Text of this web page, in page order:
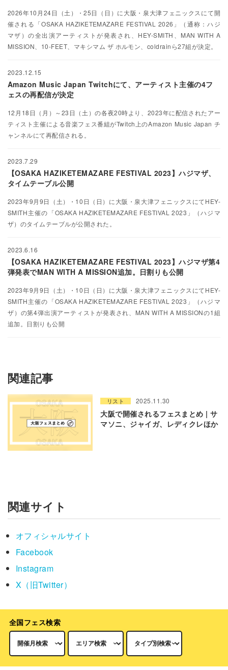
2026年10月24日（土）・25日（日）に大阪・泉大津フェニックスにて開
催される「OSAKA HAZIKETEMAZARE FESTIVAL 2026」（通称：ハジ
マザ）の全出演アーティストが発表され、HEY-SMITH、MAN WITH A
MISSION、10-FEET、マキシマム ザ ホルモン、coldrainら27組が決定。
2023.12.15
Amazon Music Japan Twitchにて、アーティスト主催の4フ
ェスの再配信が決定
12月18日（月）～23日（土）の各夜20時より、2023年に配信されたアー
ティスト主催による音楽フェス番組がTwitch上のAmazon Music Japan チ
ャンネルにて再配信される。
2023.7.29
【OSAKA HAZIKETEMAZARE FESTIVAL 2023】ハジマザ、
タイムテーブル公開
2023年9月9日（土）・10日（日）に大阪・泉大津フェニックスにてHEY-
SMITH主催の「OSAKA HAZIKETEMAZARE FESTIVAL 2023」（ハジマ
ザ）のタイムテーブルが公開された。
2023.6.16
【OSAKA HAZIKETEMAZARE FESTIVAL 2023】ハジマザ第4
弾発表でMAN WITH A MISSION追加。日割りも公開
2023年9月9日（土）・10日（日）に大阪・泉大津フェニックスにてHEY-
SMITH主催の「OSAKA HAZIKETEMAZARE FESTIVAL 2023」（ハジマ
ザ）の第4弾出演アーティストが発表され、MAN WITH A MISSIONの1組
追加。日割りも公開
関連記事
リスト 2025.11.30
大阪で開催されるフェスまとめ | サ
マソニ、ジャイガ、レディクレほか
関連サイト
オフィシャルサイト
Facebook
Instagram
X（旧Twitter）
全国フェス検索